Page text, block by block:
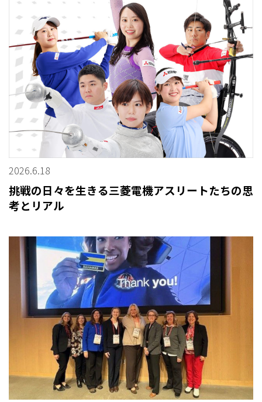
2026.6.18
挑戦の日々を生きる三菱電機アスリートたちの思
考とリアル